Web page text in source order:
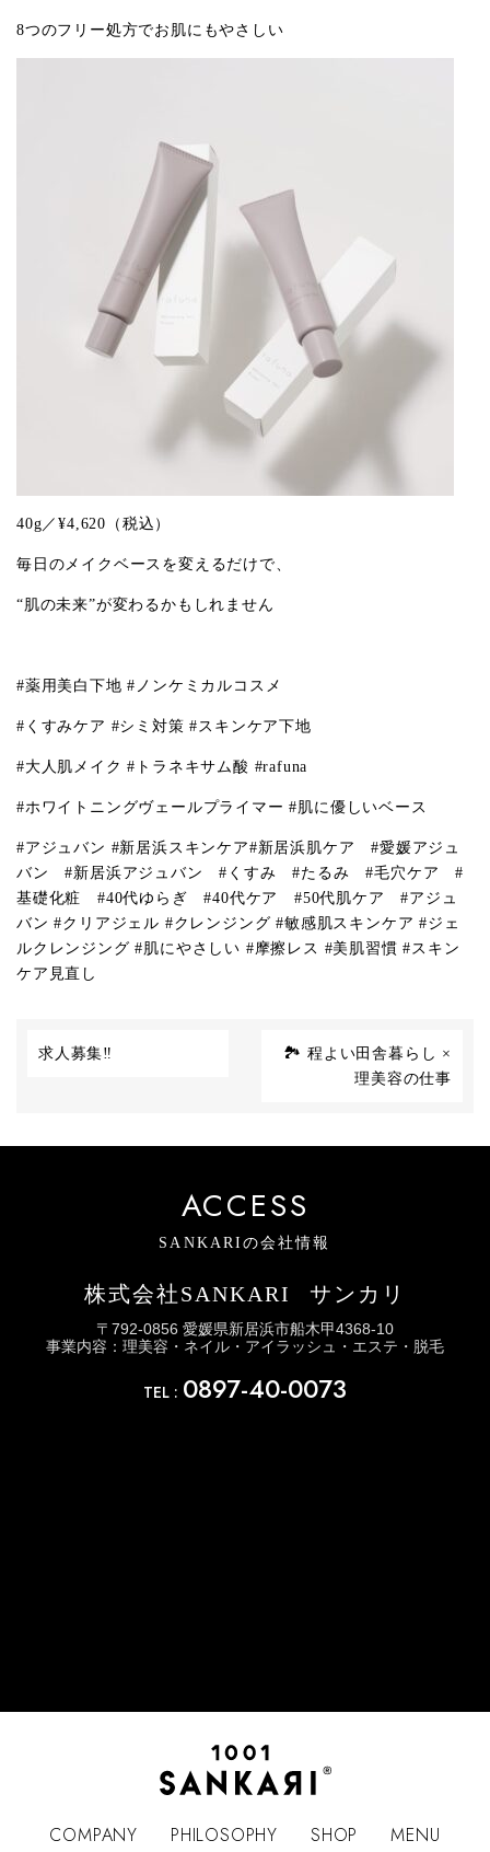
8つのフリー処方でお肌にもやさしい️
40g／¥4,620 （税込）
毎日のメイクベースを変えるだけで、
“肌の未来”が変わるかもしれません
#薬用美白下地 # ノンケミカルコスメ
# くすみケア #シミ対策 #スキンケア下地
#大人肌メイク # トラネキサム酸 #rafuna
#ホワイトニングヴェールプライマー #肌に優しいベース
#アジュバン #新居浜スキンケア#新居浜肌ケア#愛媛アジュ
バン#新居浜アジュバン# くすみ#たるみ#毛穴ケア#
基礎化粧 #40代ゆらぎ#40代ケア#50代肌ケア#アジュ
バン #クリアジェル #クレンジング #敏感肌スキンケア #ジェ
ルクレンジング #肌にやさしい #摩擦レス #美肌習慣 #スキン
ケア見直し
求人募集‼
🏞 程よい田舎暮らし ×
理美容の仕事
ACCESS
SANKARIの会社情報
株式会社SANKARI サンカリ
〒792-0856 愛媛県新居浜市船木甲4368-10
事業内容：理美容・ネイル・アイラッシュ・エステ・脱毛
TEL : 0897-40-0073
COMPANY PHILOSOPHY SHOP MENU